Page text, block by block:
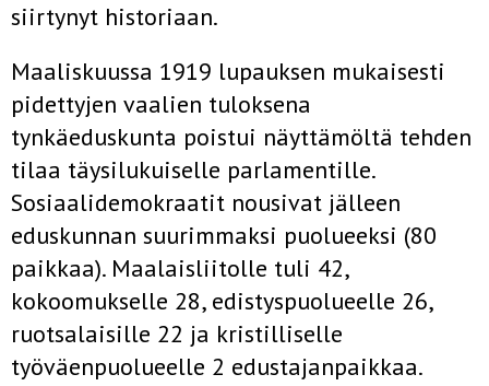
siirtynyt historiaan.
Maaliskuussa 1919 lupauksen mukaisesti
pidettyjen vaalien tuloksena
tynkäeduskunta poistui näyttämöltä tehden
tilaa täysilukuiselle parlamentille.
Sosiaalidemokraatit nousivat jälleen
eduskunnan suurimmaksi puolueeksi (80
paikkaa). Maalaisliitolle tuli 42,
kokoomukselle 28, edistyspuolueelle 26,
ruotsalaisille 22 ja kristilliselle
työväenpuolueelle 2 edustajanpaikkaa.